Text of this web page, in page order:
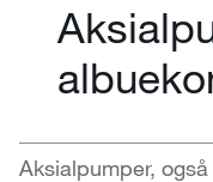
Aksialpumper,